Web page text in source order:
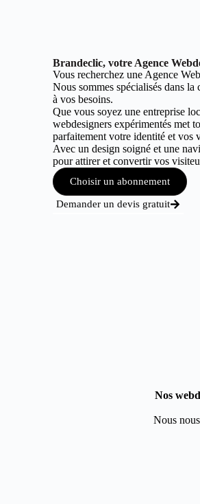
Brandeclic, votre Agence
Vous recherchez une Agence
Nous sommes spécialisés dans
à vos besoins.
Que vous soyez une entreprise
webdesigners expérimentés met
parfaitement votre identité et vos
Avec un design soigné et une
pour attirer et convertir vos
Choisir un abonnement
Demander un devis gratuit
Nos
Nous